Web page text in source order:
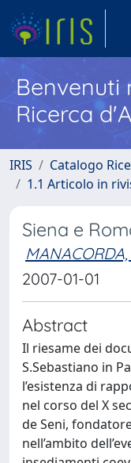
Benvenuti
Ricerca
IRIS Catalogo
1.1 Articolo in
Siena e
2007-01-01
Abstract
Il riesame dei
S.Sebastiano in
l’esistenza di
nel corso del X
de Seni,
nell’ambito